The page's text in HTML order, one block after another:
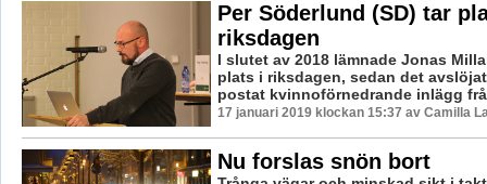
Per Söderlund (SD) tar
riksdagen
I slutet av 2018 lämnade Jonas
plats i riksdagen, sedan det
postat kvinnoförnedrande inlägg
17 januari 2019 klockan 15:37 av Camilla
Nu forslas snön bort